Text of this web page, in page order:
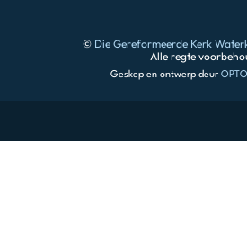
© Die Gereformeerde Kerk
Alle regte
Geskep en ontwerp deur